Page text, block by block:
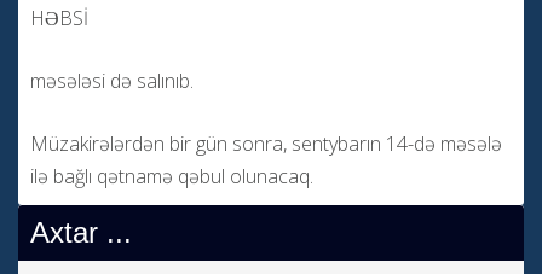
HƏBSİ
məsələsi də salınıb.
Müzakirələrdən bir gün sonra, sentybarın 14-də məsələ
ilə bağlı qətnamə qəbul olunacaq.
Axtar ...